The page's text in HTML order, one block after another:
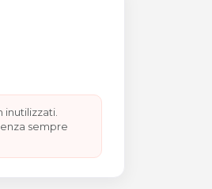
e
inutilizzati.
sempre